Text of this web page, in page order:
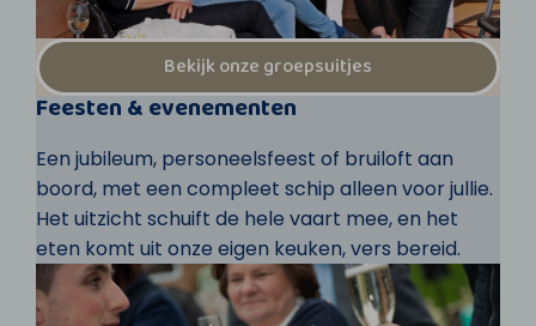
Bekijk onze groepsuitjes
Feesten & evenementen
Een jubileum, personeelsfeest of bruiloft aan
boord, met een compleet schip alleen voor jullie.
Het uitzicht schuift de hele vaart mee, en het
eten komt uit onze eigen keuken, vers bereid.